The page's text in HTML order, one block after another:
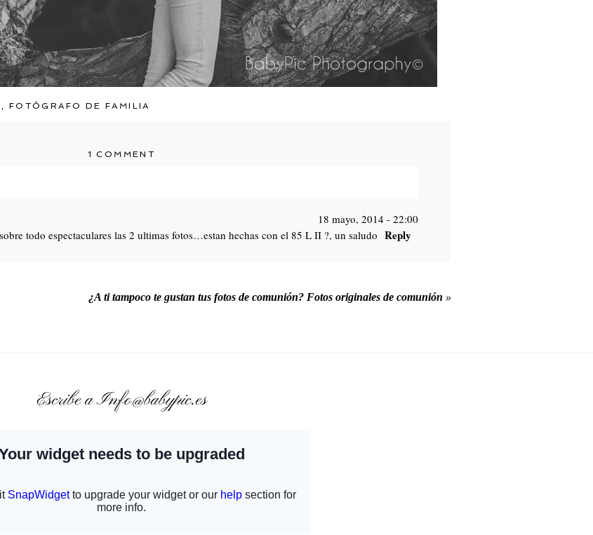
, FOTÓGRAFO DE FAMILIA
1 COMMENT
18 mayo, 2014 - 22:00
todo espectaculares las 2 ultimas fotos…estan hechas con el 85 L II ?, un saludo Reply
¿A ti tampoco te gustan tus fotos de comunión? Fotos originales de comunión »
Escribe a Info@babypic.es